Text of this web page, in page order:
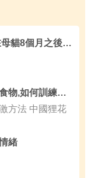
母貓什麼時候絕育好 在母貓8個月之後絕育
如何訓練貓咪站起來接食物,如何訓練貓咪不跳上床
方法 中國狸花
緒